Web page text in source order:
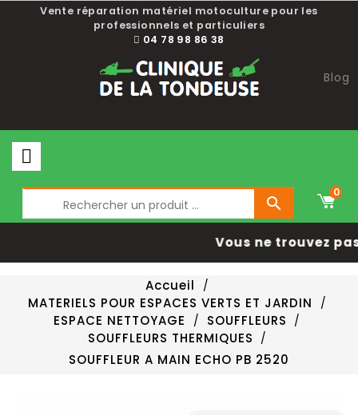
Vente réparation matériel motoculture pour les
professionnels et particuliers
04 78 98 86 38
Blog

0
Vous ne trouvez
Accueil
MATERIELS POUR ESPACES VERTS ET JARDIN
ESPACE NETTOYAGE
SOUFFLEURS
SOUFFLEURS THERMIQUES
SOUFFLEUR A MAIN ECHO PB 2520